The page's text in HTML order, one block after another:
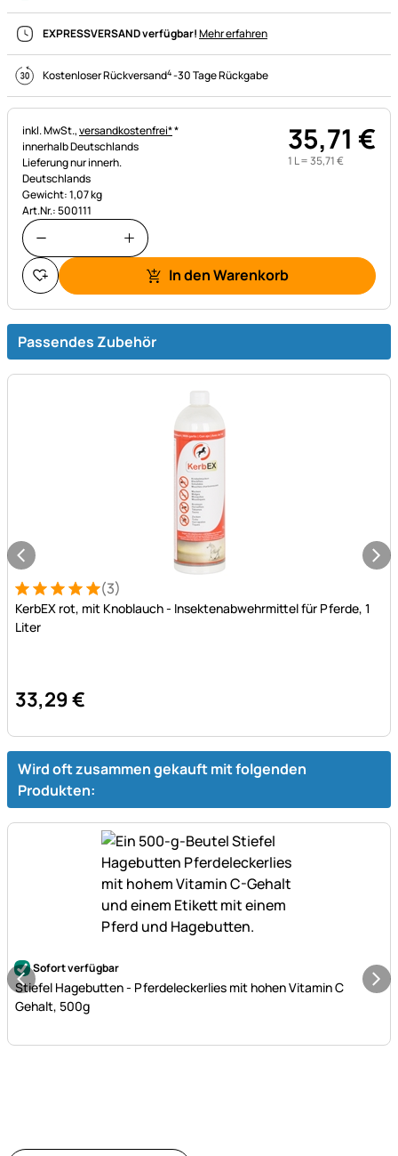
EXPRESSVERSAND verfügbar!Mehr erfahren
Kostenloser Rückversand4-30 Tage Rückgabe
Steuerhinweis:
inkl. MwSt.,versandkostenfrei**
innerhalb Deutschlands
Lieferung nur innerh.
Deutschlands
Gewicht: 1,07 kg
Art.Nr.: 500111
35,71 €
1 L =35,71€
In den Warenkorb
Passendes Zubehör
Bewertung: 5 von 5 (3 Bewertungen)
3 Bewertungen
(3)
KerbEX rot, mit Knoblauch - Insektenabwehrmittel für Pferde, 1
Liter
33,29€
Wird oft zusammen gekauft mit folgenden
Produkten:
Noch keine Bewertungen abgegeben
Sofort verfügbar
Stiefel Hagebutten - Pferdeleckerlies mit hohen Vitamin C
Gehalt, 500g